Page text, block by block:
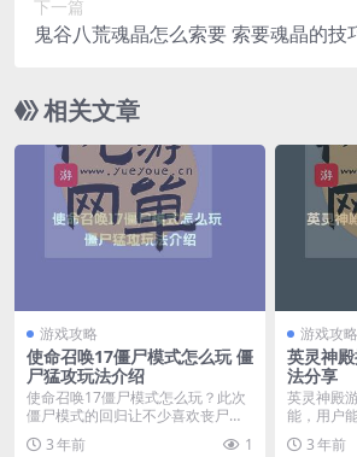
下一篇
鬼谷八荒魂晶怎么索要 索要魂晶的技
相关文章
游戏攻略
使命召唤17僵尸模式怎么玩 僵
尸猛攻玩法介绍
使命召唤17僵尸模式怎么玩？此次
僵尸模式的回归让不少喜欢丧尸题
材的玩家有重新找到...
3 年前 1
游戏攻略
英灵神
法分享
英灵神殿
能，用户
指令代码
3 年前